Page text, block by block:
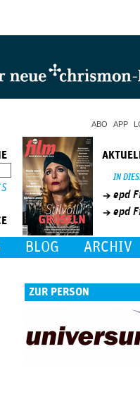
ABO APP
IN
epd
epd
BLOG ARCHIV
ZUR PERSON